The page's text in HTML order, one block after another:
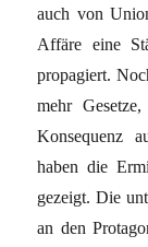
auch von
Affäre eine
propagiert.
mehr
Konsequenz
haben die
gezeigt. Die
an den